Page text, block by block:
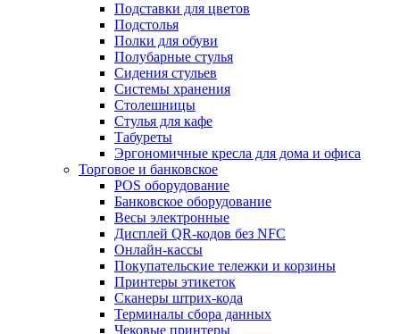
Подставки для цветов
Подстолья
Полки для обуви
Полубарные стулья
Сидения стульев
Системы хранения
Столешницы
Стулья для кафе
Табуреты
Эргономичные кресла для дома и офиса
Торговое и банковское
POS оборудование
Банковское оборудование
Весы электронные
Дисплей QR-кодов без NFC
Онлайн-кассы
Покупательские тележки и корзины
Принтеры этикеток
Сканеры штрих-кода
Терминалы сбора данных
Чековые принтеры